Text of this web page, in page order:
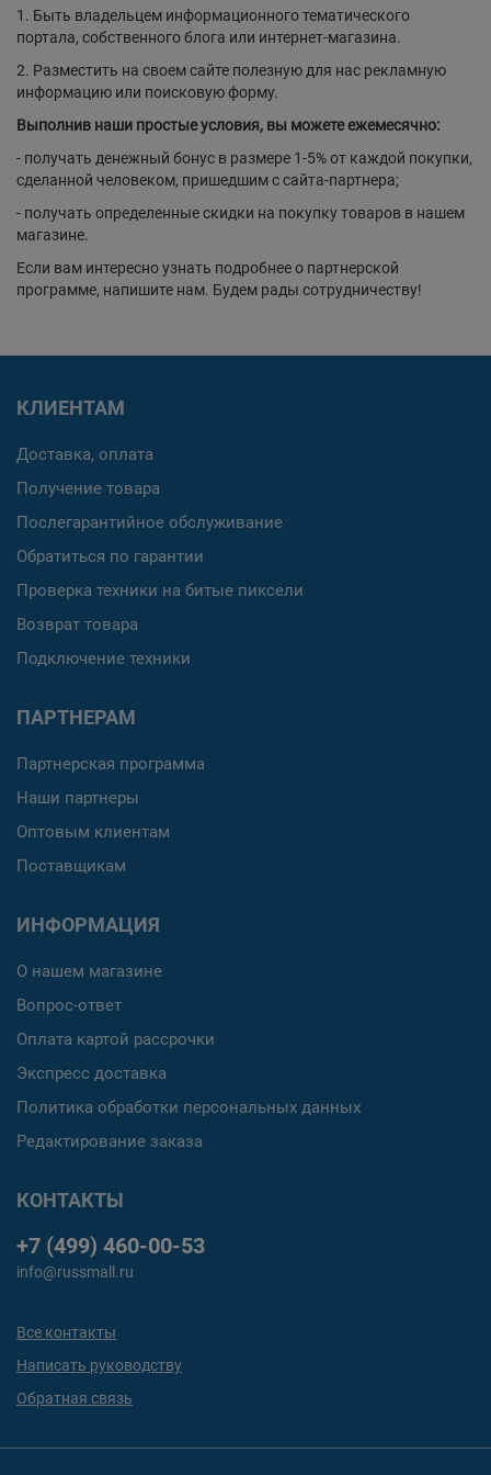
1. Быть владельцем информационного тематического
портала, собственного блога или интернет-магазина.
2. Разместить на своем сайте полезную для нас рекламную
информацию или поисковую форму.
Выполнив наши простые условия, вы можете ежемесячно:
- получать денежный бонус в размере 1-5% от каждой покупки,
сделанной человеком, пришедшим с сайта-партнера;
- получать определенные скидки на покупку товаров в нашем
магазине.
Если вам интересно узнать подробнее о партнерской
программе, напишите нам. Будем рады сотрудничеству!
КЛИЕНТАМ
Доставка, оплата
Получение товара
Послегарантийное обслуживание
Обратиться по гарантии
Проверка техники на битые пиксели
Возврат товара
Подключение техники
ПАРТНЕРАМ
Партнерская программа
Наши партнеры
Оптовым клиентам
Поставщикам
ИНФОРМАЦИЯ
О нашем магазине
Вопрос-ответ
Оплата картой рассрочки
Экспресс доставка
Политика обработки персональных данных
Редактирование заказа
КОНТАКТЫ
+7 (499) 460-00-53
info@russmall.ru
Все контакты
Написать руководству
Обратная связь